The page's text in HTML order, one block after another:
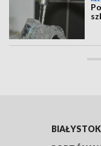
BIAŁYSTOK